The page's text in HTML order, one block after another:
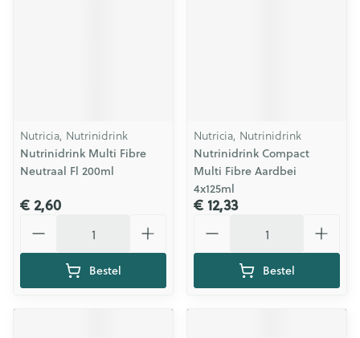
Nutricia, Nutrinidrink
Nutrinidrink Multi Fibre
Neutraal Fl 200ml
€ 2,60
Bestel
Nutricia, Nutrinidrink
Nutrinidrink Compact
Multi Fibre Aardbei
4x125ml
€ 12,33
Bestel